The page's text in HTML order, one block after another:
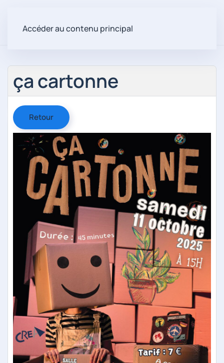
Accéder au contenu principal
ça cartonne
Retour